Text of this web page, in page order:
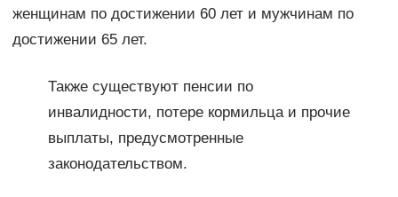
женщинам по достижении 60 лет и мужчинам по
достижении 65 лет.
Также существуют пенсии по
инвалидности, потере кормильца и прочие
выплаты, предусмотренные
законодательством.